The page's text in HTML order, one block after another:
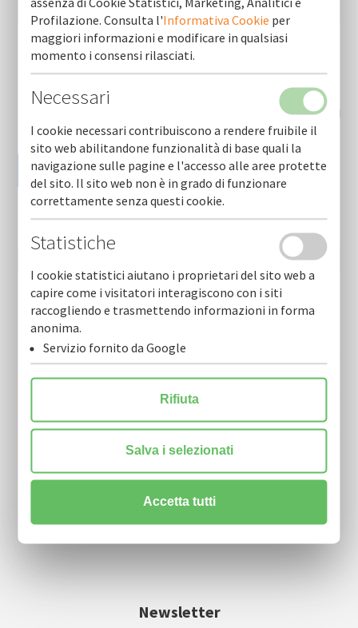
RICHIEDI INFORMAZIONI
Fogli informativi (ultime)
Fogli informativi servizi
Fogli informativi credito diretto
Fogli informativi fondo ordinario
Fogli informativi fondo pubblico
Newsletter
Profilazione. Consulta l'Informativa Cookie per
maggiori informazioni e modificare in qualsiasi
momento i consensi rilasciati.
Necessari
I cookie necessari contribuiscono a rendere fruibile il
sito web abilitandone funzionalità di base quali la
navigazione sulle pagine e l'accesso alle aree protette
del sito. Il sito web non è in grado di funzionare
correttamente senza questi cookie.
Statistiche
I cookie statistici aiutano i proprietari del sito web a
capire come i visitatori interagiscono con i siti
raccogliendo e trasmettendo informazioni in forma
anonima.
Servizio fornito da Google
Rifiuta
Salva i selezionati
Accetta tutti